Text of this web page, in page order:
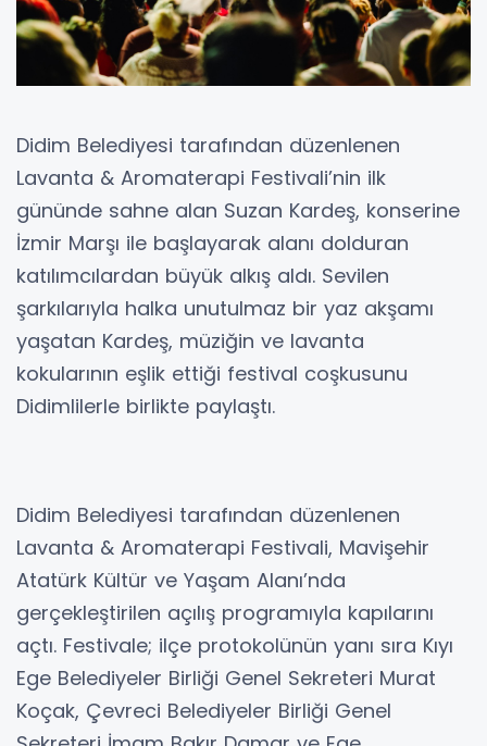
Didim Belediyesi tarafından düzenlenen
Lavanta & Aromaterapi Festivali’nin ilk
gününde sahne alan Suzan Kardeş, konserine
İzmir Marşı ile başlayarak alanı dolduran
katılımcılardan büyük alkış aldı. Sevilen
şarkılarıyla halka unutulmaz bir yaz akşamı
yaşatan Kardeş, müziğin ve lavanta
kokularının eşlik ettiği festival coşkusunu
Didimlilerle birlikte paylaştı.
Didim Belediyesi tarafından düzenlenen
Lavanta & Aromaterapi Festivali, Mavişehir
Atatürk Kültür ve Yaşam Alanı’nda
gerçekleştirilen açılış programıyla kapılarını
açtı. Festivale; ilçe protokolünün yanı sıra Kıyı
Ege Belediyeler Birliği Genel Sekreteri Murat
Koçak, Çevreci Belediyeler Birliği Genel